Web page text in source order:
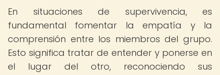
En situaciones de supervivencia, es
fundamental fomentar la empatía y la
comprensión entre los miembros del grupo.
Esto significa tratar de entender y ponerse en
el lugar del otro, reconociendo sus